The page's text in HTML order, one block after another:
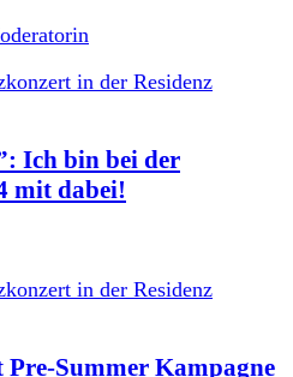
Ich bin bei der
mit dabei!
Pre-Summer Kampagne